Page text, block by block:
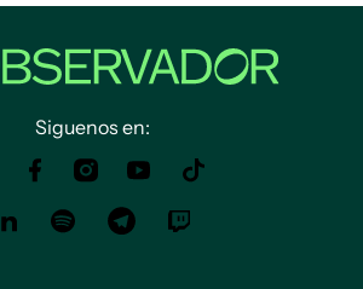
Siguenos en: